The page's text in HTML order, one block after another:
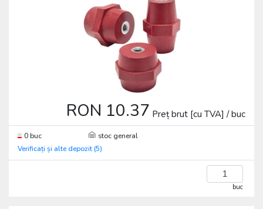
RON 10.37 Preț brut [cu TVA] / buc
0 buc
stoc general
Verificați și alte depozit (5)
buc